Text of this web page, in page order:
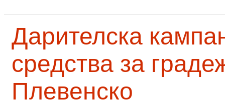
Дарителска
средства за
Плевенско